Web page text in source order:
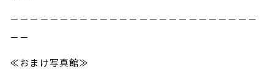
－－－－－－－－－－－－－－－－－－－－－－－－－
－－
≪おまけ写真館≫